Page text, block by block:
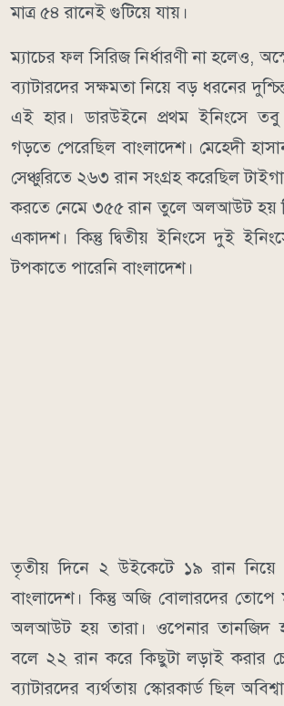
মাত্র ৫৪ রানেই গুটিয়ে যায়।
ম্যাচের ফল সিরিজ নির্ধারণী না হলেও,
ব্যাটারদের সক্ষমতা নিয়ে বড় ধরনের
এই হার। ডারউইনে প্রথম ইনিংসে তবু
গড়তে পেরেছিল বাংলাদেশ। মেহেদী
সেঞ্চুরিতে ২৬৩ রান সংগ্রহ করেছিল
করতে নেমে ৩৫৫ রান তুলে অলআউট হয়
একাদশ। কিন্তু দ্বিতীয় ইনিংসে দুই
টপকাতে পারেনি বাংলাদেশ।
তৃতীয় দিনে ২ উইকেটে ১৯ রান নিয়ে
বাংলাদেশ। কিন্তু অজি বোলারদের তোপে
অলআউট হয় তারা। ওপেনার তানজিদ
বলে ২২ রান করে কিছুটা লড়াই করার
ব্যাটারদের ব্যর্থতায় স্কোরকার্ড ছিল